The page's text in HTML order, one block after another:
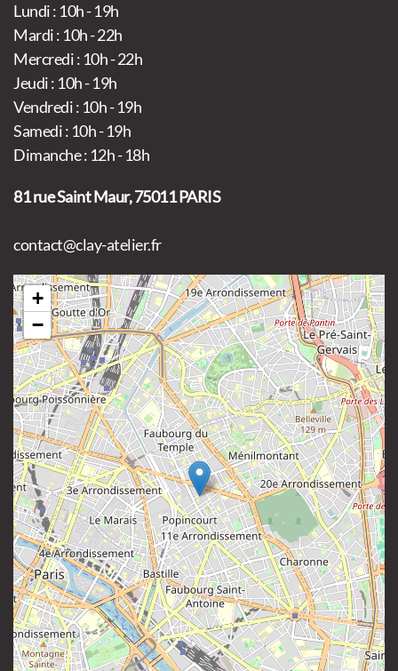
Lundi : 10h - 19h
Mardi : 10h - 22h
Mercredi : 10h - 22h
Jeudi : 10h - 19h
Vendredi : 10h - 19h
Samedi : 10h - 19h
Dimanche : 12h - 18h
81 rue Saint Maur, 75011 PARIS
contact@clay-atelier.fr
+
−
81 rue Saint-Maur
Instagram